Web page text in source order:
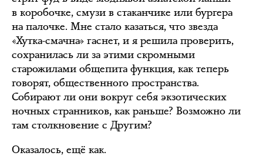
в коробочке, смузи в стаканчике или бургера
на палочке. Мне стало казаться, что звезда
«Хутка-смачна» гаснет, и я решила проверить,
сохранилась ли за этими скромными
старожилами общепита функция, как теперь
говорят, общественного пространства.
Собирают ли они вокруг себя экзотических
ночных странников, как раньше? Возможно ли
там столкновение с Другим?
Оказалось, ещё как.